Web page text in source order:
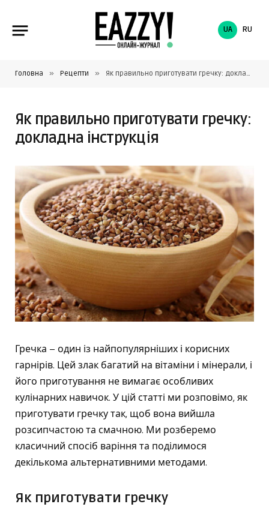
UA RU
Головна » Рецепти » Як правильно приготувати гречку: докладна інструкція
Як правильно приготувати гречку:
докладна інструкція
Гречка – один із найпопулярніших і корисних
гарнірів. Цей злак багатий на вітаміни і мінерали, і
його приготування не вимагає особливих
кулінарних навичок. У цій статті ми розповімо, як
приготувати гречку так, щоб вона вийшла
розсипчастою та смачною. Ми розберемо
класичний спосіб варіння та поділимося
декількома альтернативними методами.
Як приготувати гречку